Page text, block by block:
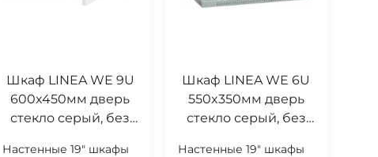
Шкаф LINEA WE 9U
600x450мм дверь
стекло серый, без
Настенные 19" шкафы
Шкаф LINEA WE 6U
550x350мм дверь
стекло серый, без
Настенные 19" шкафы